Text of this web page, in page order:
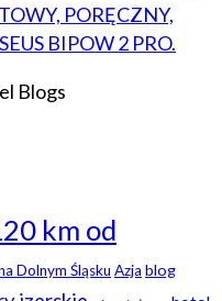
PORĘCZNY,
BIPOW 2 PRO.
km od
Dolnym Śląsku Azja blog